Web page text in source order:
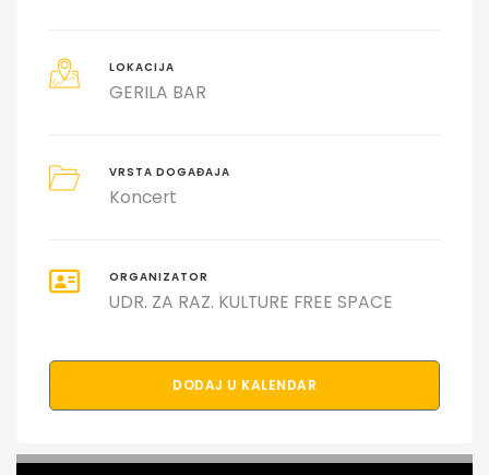
LOKACIJA
GERILA BAR
VRSTA DOGAĐAJA
Koncert
ORGANIZATOR
UDR. ZA RAZ. KULTURE FREE SPACE
DODAJ U KALENDAR